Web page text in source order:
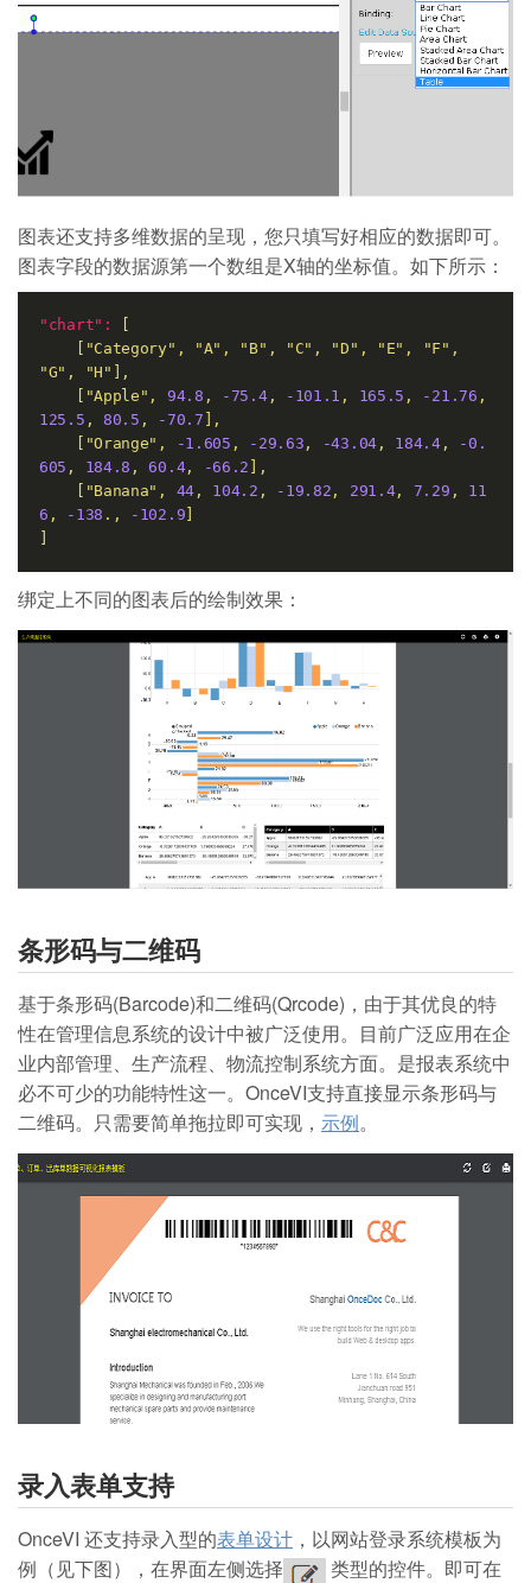
图表还支持多维数据的呈现，您只填写好相应的数据即可。
图表字段的数据源第一个数组是X轴的坐标值。如下所示：
"chart":
[
["Category",
"A" , "B" , "C" , "D" , "E" , "F" ,
"G" , "H" ],
["Apple",
94.8 , -75.4, -101.1 , 165.5 , -21.76 ,
125.5 , 80.5 , -70.7 ],
["Orange",
-1.605 , -29.63 , -43.04, 184.4,
-0.
605 , 184.8 , 60.4, -66.2 ],
["Banana",
44, 104.2 , -19.82 , 291.4, 7.29 ,
11
6 , -138 ., -102.9]
]
绑定上不同的图表后的绘制效果：
条形码与二维码
基于条形码(Barcode)和二维码(Qrcode)，由于其优良的特
性在管理信息系统的设计中被广泛使用。目前广泛应用在企
业内部管理、生产流程、物流控制系统方面。是报表系统中
必不可少的功能特性这一。OnceVI支持直接显示条形码与
二维码。只需要简单拖拉即可实现， 示例。
录入表单支持
OnceVI 还支持录入型的表单设计 ，以网站登录系统模板为
例（见下图），在界面左侧选择
类型的控件。即可在